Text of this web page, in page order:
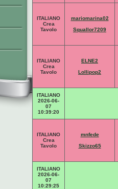
ITALIANO
Crea
Tavolo
mariomarina02
Squallor7209
ITALIANO
Crea
Tavolo
ELNE2
Lollipop2
ITALIANO
2026-06-
07
10:39:20
ITALIANO
Crea
Tavolo
mnfede
Skizzo65
ITALIANO
2026-06-
07
10:29:25